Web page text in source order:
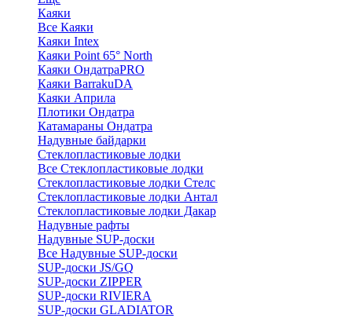
Каяки
Все Каяки
Каяки Intex
Каяки Point 65° North
Каяки ОндатраPRO
Каяки BarrakuDA
Каяки Априла
Плотики Ондатра
Катамараны Ондатра
Надувные байдарки
Стеклопластиковые лодки
Все Стеклопластиковые лодки
Стеклопластиковые лодки Стелс
Стеклопластиковые лодки Антал
Стеклопластиковые лодки Дакар
Надувные рафты
Надувные SUP-доски
Все Надувные SUP-доски
SUP-доски JS/GQ
SUP-доски ZIPPER
SUP-доски RIVIERA
SUP-доски GLADIATOR